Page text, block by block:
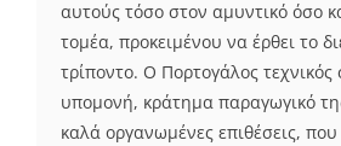
αυτούς τόσο στον αμυντικό όσο
τομέα, προκειμένου να έρθει το
τρίποντο. Ο Πορτογάλος
υπομονή, κράτημα παραγωγικό
καλά οργανωμένες επιθέσεις,